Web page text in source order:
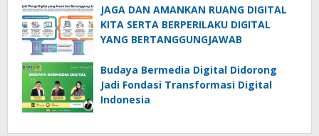
JAGA DAN AMANKAN RUANG DIGITAL
KITA SERTA BERPERILAKU DIGITAL
YANG BERTANGGUNGJAWAB
Budaya Bermedia Digital Didorong
Jadi Fondasi Transformasi Digital
Indonesia